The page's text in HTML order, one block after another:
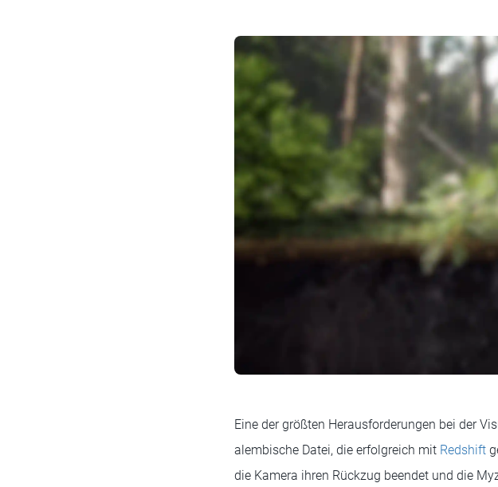
Eine der größten Herausforderungen bei der
alembische Datei, die erfolgreich mit Redshift
die Kamera ihren Rückzug beendet und die